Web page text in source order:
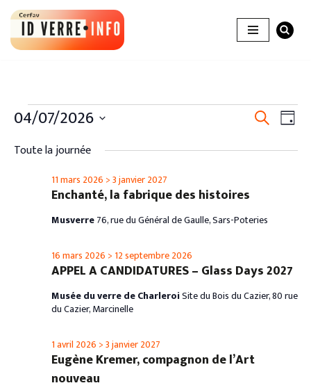
Aller
au
et
vues
Recherche
Jour
04/07/2026
une
Toute la journée
Enchanté, la fabrique des histoires
11 mars 2026 >3 janvier 2027
Musverre76, rue du Général de Gaulle, Sars-Poteries
APPEL A CANDIDATURES – Glass Days 2027
16 mars 2026 > 12 septembre 2026
Musée du verre de CharleroiSite du Bois du Cazier, 80 rue
du Cazier, Marcinelle
Eugène Kremer, compagnon de l’Art
nouveau
1 avril 2026 >3 janvier 2027